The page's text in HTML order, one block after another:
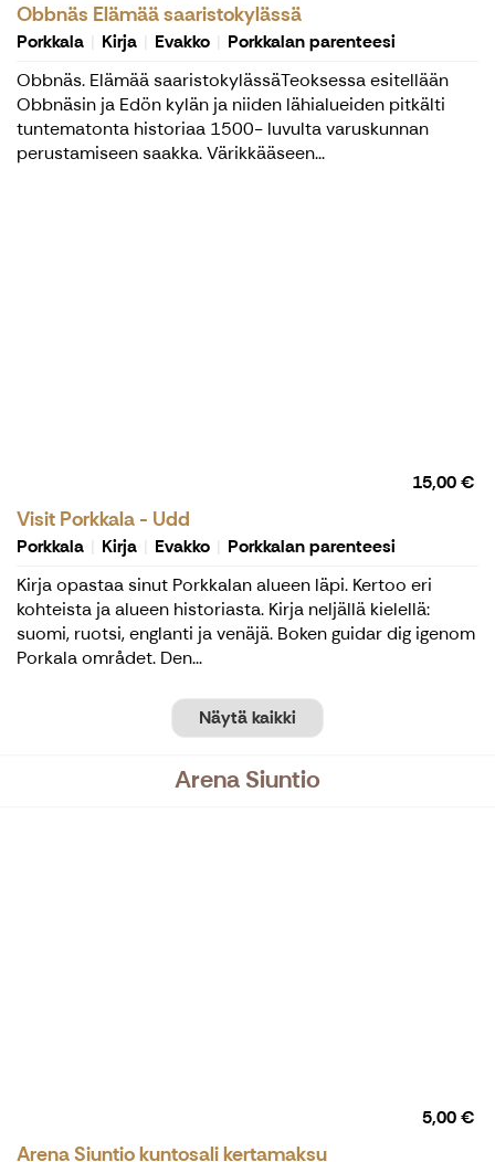
Obbnäs Elämää saaristokylässä
Porkkala Kirja Evakko
Porkkalan parenteesi
Obbnäs. Elämää saaristokylässäTeoksessa esitellään
Obbnäsin ja Edön kylän ja niiden lähialueiden pitkälti
tuntematonta historiaa 1500- luvulta varuskunnan
perustamiseen saakka. Värikkääseen...
15,00 €
Visit Porkkala - Udd
Porkkala Kirja Evakko
Porkkalan parenteesi
Kirja opastaa sinut Porkkalan alueen läpi. Kertoo eri
kohteista ja alueen historiasta. Kirja neljällä kielellä:
suomi, ruotsi, englanti ja venäjä. Boken guidar dig igenom
Porkala området. Den...
Näytä kaikki
Arena Siuntio
5,00 €
Arena Siuntio kuntosali kertamaksu